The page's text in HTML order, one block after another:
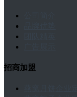
招商加盟